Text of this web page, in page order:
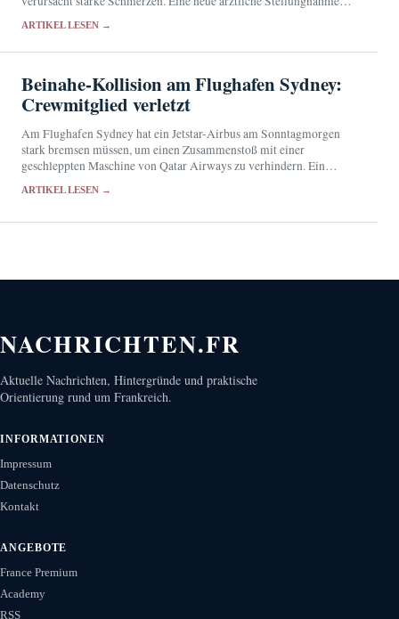
ARTIKEL LESEN →
Beinahe-Kollision am Flughafen Sydney:
Crewmitglied verletzt
Am Flughafen Sydney hat ein Jetstar-Airbus am Sonntagmorgen
stark bremsen müssen, um einen Zusammenstoß mit einer
geschleppten Maschine von Qatar Airways zu verhindern. Ein
Vorfall.
ARTIKEL LESEN →
NACHRICHTEN.FR
Aktuelle Nachrichten, Hintergründe und praktische
Orientierung rund um Frankreich.
INFORMATIONEN
Impressum
Datenschutz
Kontakt
ANGEBOTE
France Premium
Academy
RSS